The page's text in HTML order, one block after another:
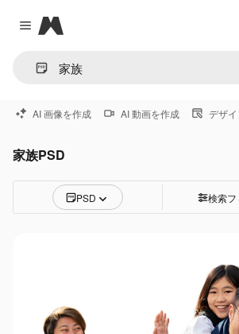
Close menu
Magnific
AI 画像を作成 AI 動画を作成 デザ
家族PSD
PSD 検索